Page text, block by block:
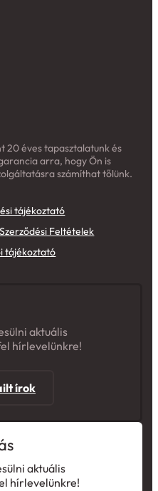
20 éves tapasztalatunk és
arra, hogy Ön is
számíthat tőlünk.
tájékoztató
Feltételek
tájékoztató
aktuális
hírlevelünkre!
írok
aktuális
hírlevelünkre!